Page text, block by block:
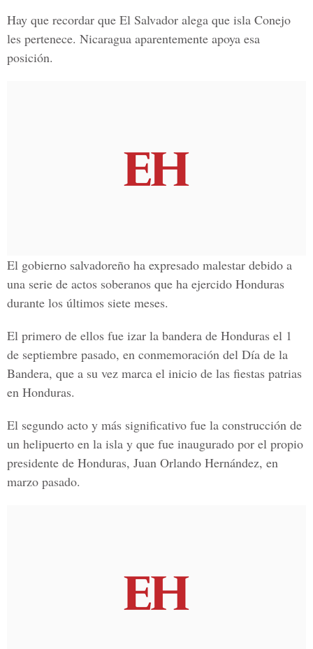
Hay que recordar que El Salvador alega que isla Conejo
les pertenece. Nicaragua aparentemente apoya esa
posición.
El gobierno salvadoreño ha expresado malestar debido a
una serie de actos soberanos que ha ejercido Honduras
durante los últimos siete meses.
El primero de ellos fue izar la bandera de Honduras el 1
de septiembre pasado, en conmemoración del Día de la
Bandera, que a su vez marca el inicio de las fiestas patrias
en Honduras.
El segundo acto y más significativo fue la construcción de
un helipuerto en la isla y que fue inaugurado por el propio
presidente de Honduras, Juan Orlando Hernández, en
marzo pasado.